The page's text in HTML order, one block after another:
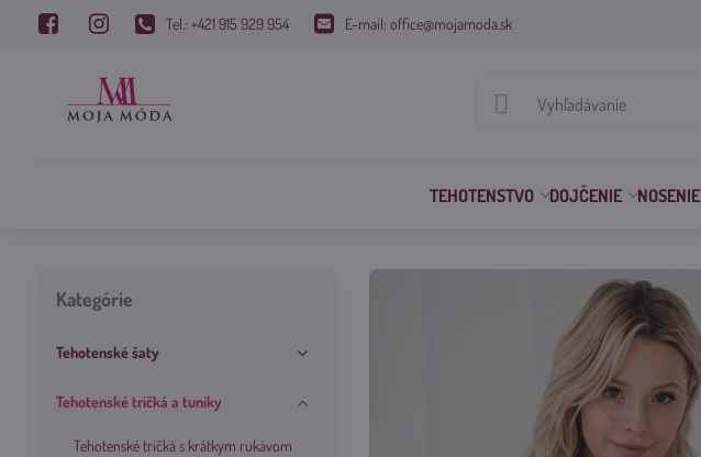
Tel.: +421 915 929 954 E-mail: office@mojamoda.sk
TEHOTENSTVO DOJČENIE NOSENIE
Kategórie
Tehotenské šaty
Tehotenské tričká a tuniky
Tehotenské tričká s krátkym rukávom